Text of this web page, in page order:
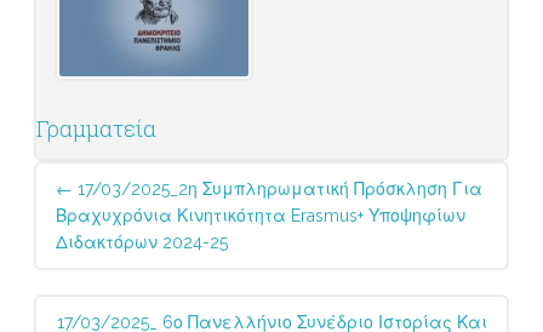
Γραμματεία
Post
navigation
← 17/03/2025_2η Συμπληρωματική Πρόσκληση Για
Βραχυχρόνια Κινητικότητα Erasmus+ Υποψηφίων
Διδακτόρων 2024-25
17/03/2025_ 6ο Πανελλήνιο Συνέδριο Ιστορίας Και